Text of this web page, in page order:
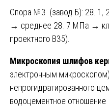
Опора №3 (завод Б): 28. 1,
→ среднее 28. 7 МПа →
проектного В35).
Микроскопия шлифов
электронным
непрогидратированного
водоцементное